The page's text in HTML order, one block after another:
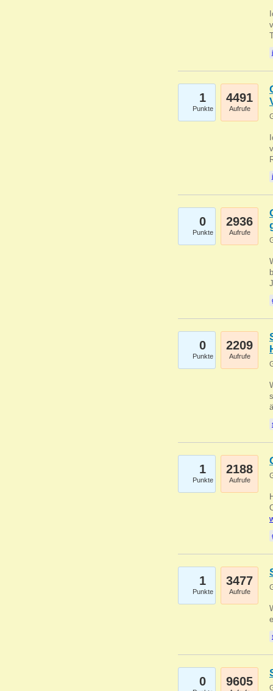
1
Punkte
4491
Aufrufe
0
Punkte
2936
Aufrufe
0
Punkte
2209
Aufrufe
1
Punkte
2188
Aufrufe
1
Punkte
3477
Aufrufe
0 9605